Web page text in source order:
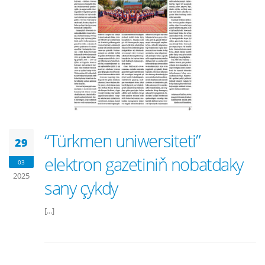
29
03
2025
“Türkmen uniwersiteti”
elektron gazetiniň nobatdaky
sany çykdy
[...]